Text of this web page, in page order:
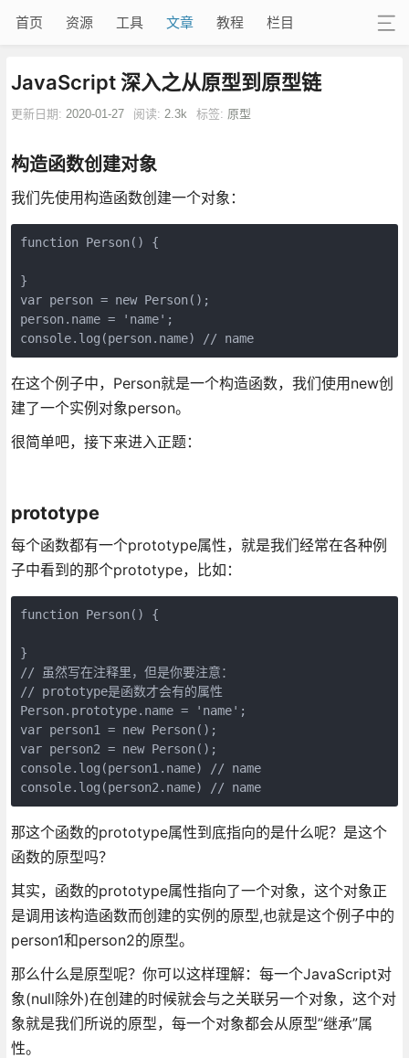
首页 资源 工具 文章 教程 栏目
JavaScript 深入之从原型到原型链
更新日期: 2020-01-27 阅读: 2.3k 标签: 原型
构造函数创建对象
我们先使用构造函数创建一个对象：
function Person() {
}
var person = new Person();
person.name = 'name';
console.log(person.name) // name
在这个例子中，Person就是一个构造函数，我们使用new创
建了一个实例对象person。
很简单吧，接下来进入正题：
prototype
每个函数都有一个prototype属性，就是我们经常在各种例
子中看到的那个prototype，比如：
function Person() {
}
// 虽然写在注释里，但是你要注意：
// prototype是函数才会有的属性
Person.prototype.name = 'name';
var person1 = new Person();
var person2 = new Person();
console.log(person1.name) // name
console.log(person2.name) // name
那这个函数的prototype属性到底指向的是什么呢？是这个
函数的原型吗？
其实，函数的prototype属性指向了一个对象，这个对象正
是调用该构造函数而创建的实例的原型,也就是这个例子中的
person1和person2的原型。
那么什么是原型呢？你可以这样理解：每一个JavaScript对
象(null除外)在创建的时候就会与之关联另一个对象，这个对
象就是我们所说的原型，每一个对象都会从原型”继承”属
性。